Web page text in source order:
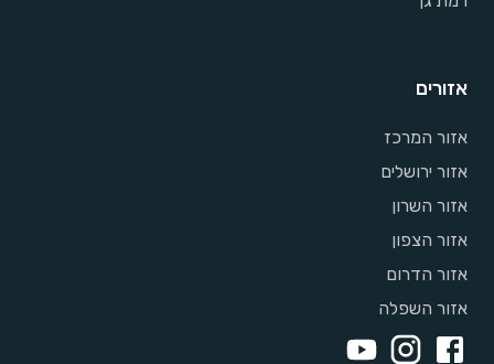
אזורים
אזור המרכז
אזור ירושלים
אזור השרון
אזור הצפון
אזור הדרום
אזור השפלה